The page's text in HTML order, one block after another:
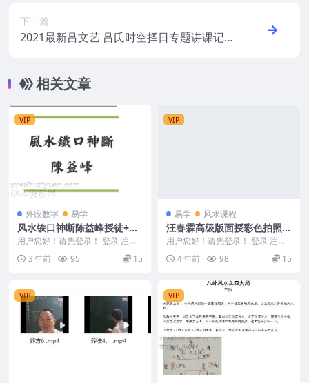
下一篇
2021最新吕文艺 吕氏时空择日专题讲课记
相关文章
VIP
外应数字 易学
风水铁口神断陈益峰授徒+金
锁玉关风水精华全解+手机号
码风水吉凶探讨 陈益峰
用户您好！请先登录！ 登录 注册
风水铁口神断陈益峰授徒资料.pdf
金锁玉关风...
3 年前 95 15
VIP
易学 风水课程
汪春霖高级版面授彩色拍照版
笔记+家居风水8本
用户您好！请先登录！ 登录 注册
编号：221796D974. 汪春霖高级
版面授...
4 年前 98 15
VIP VIP